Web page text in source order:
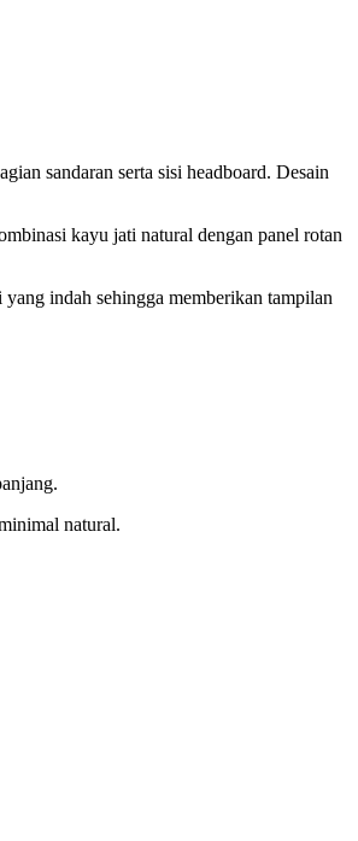
sandaran serta sisi headboard. Desain
kayu jati natural dengan panel rotan
indah sehingga memberikan tampilan
natural.